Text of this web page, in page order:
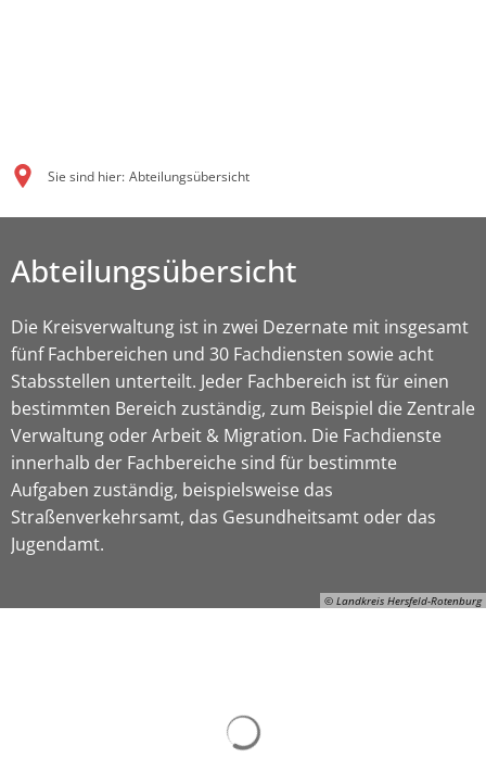
Sie sind hier: Abteilungsübersicht
© Landkreis Hersfeld-Rotenburg
ON-Gerhard-Manns, © Landkreis Hersfeld-Rotenburg
Abteilungsübersicht
Die Kreisverwaltung ist in zwei Dezernate mit insgesamt
fünf Fachbereichen und 30 Fachdiensten sowie acht
Stabsstellen unterteilt. Jeder Fachbereich ist für einen
bestimmten Bereich zuständig, zum Beispiel die Zentrale
Verwaltung oder Arbeit & Migration. Die Fachdienste
innerhalb der Fachbereiche sind für bestimmte
Aufgaben zuständig, beispielsweise das
Straßenverkehrsamt, das Gesundheitsamt oder das
Jugendamt.